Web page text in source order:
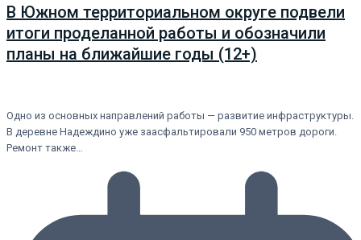
В Южном территориальном округе подвели
итоги проделанной работы и обозначили
планы на ближайшие годы (12+)
Одно из основных направлений работы — развитие инфраструктуры.
В деревне Надеждино уже заасфальтировали 950 метров дороги.
Ремонт также…